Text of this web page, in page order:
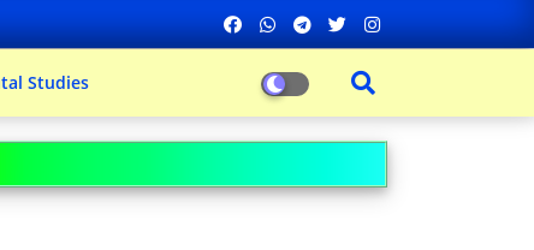
Studies